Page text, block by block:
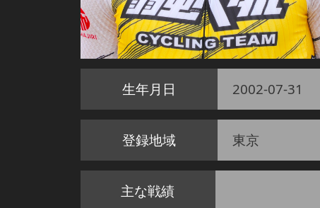
生年月日 2002-07-31
登録地域 東京
主な戦績